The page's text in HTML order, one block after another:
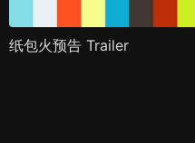
纸包火预告 Trailer